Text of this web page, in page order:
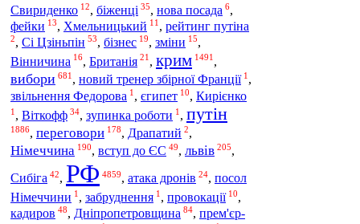
Свириденко 12, біженці 35, нова посада 6,
фейки 13, Хмельницький 11 , рейтинг путіна
2, Сі Цзіньпін 53, бізнес 19, зміни 15,
Вінничина 16, Британія 21 , крим 1491 ,
вибори 681 , новий тренер збірної Франції 1 ,
звільнення Федорова 1 , єгипет 10, Кирієнко
1 , Віткофф 34, зупинка роботи 1 , путін
1886, переговори 178, Драпатий 2,
Німеччина 190, вступ до ЄС 49, львів 205,
Сибіга 42, РФ 4859, атака дронів 24, посол
Німеччини 1 , забруднення 1 , провокації 10,
кадиров 48, Дніпропетровщина 84, прем'єр-